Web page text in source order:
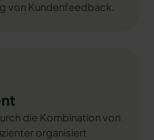
von Kundenfeedback.
die Kombination von
organisiert